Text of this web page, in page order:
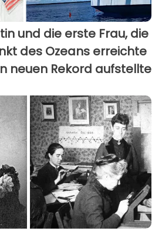
und die erste Frau, die
des Ozeans erreichte
neuen Rekord aufstellte